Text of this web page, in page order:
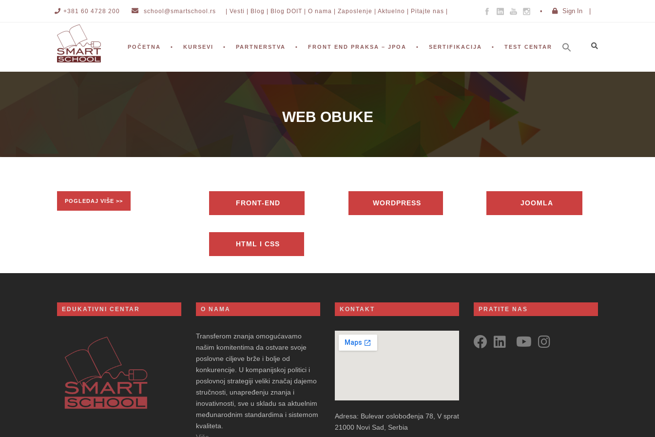
+381 60 4728 200 school@smartschool.rs | Vesti | Blog | Blog DOIT | O nama | Zaposlenje | Aktuelno | Pitajte nas | Sign In
POČETNA KURSEVI PARTNERSTVA FRONT END PRAKSA – JPOA SERTIFIKACIJA TEST CENTAR
WEB OBUKE
FRONT-END WORDPRESS JOOMLA
HTML I CSS
POGLEDAJ VIŠE >>
EDUKATIVNI CENTAR O NAMA
Transferom znanja omogućavamo
našim komitentima da ostvare svoje
poslovne ciljeve brže i bolje od
konkurencije. U kompanijskoj politici i
poslovnoj strategiji veliki značaj dajemo
stručnosti, unapređenju znanja i
inovativnosti, sve u skladu sa aktuelnim
međunarodnim standardima i sistemom
kvaliteta.
KONTAKT
Adresa: Bulevar oslobođenja 78, V sprat
21000 Novi Sad, Serbia
PRATITE NAS